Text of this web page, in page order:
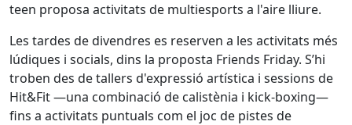
teen proposa activitats de multiesports a l'aire lliure.
Les tardes de divendres es reserven a les activitats més
lúdiques i socials, dins la proposta Friends Friday. S’hi
troben des de tallers d'expressió artística i sessions de
Hit&Fit —una combinació de calistènia i kick-boxing—
fins a activitats puntuals com el joc de pistes de